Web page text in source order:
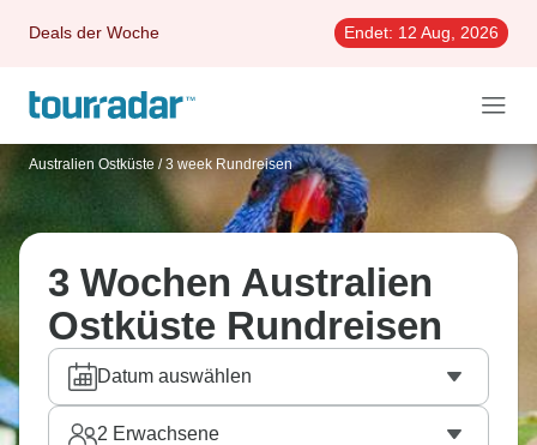
Deals der Woche Endet: 12 Aug, 2026
Australien Ostküste / 3 week Rundreisen
3 Wochen Australien
Ostküste Rundreisen
Datum auswählen
2 Erwachsene